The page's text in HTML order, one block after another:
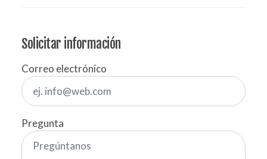
Solicitar información
Correo electrónico
Pregunta